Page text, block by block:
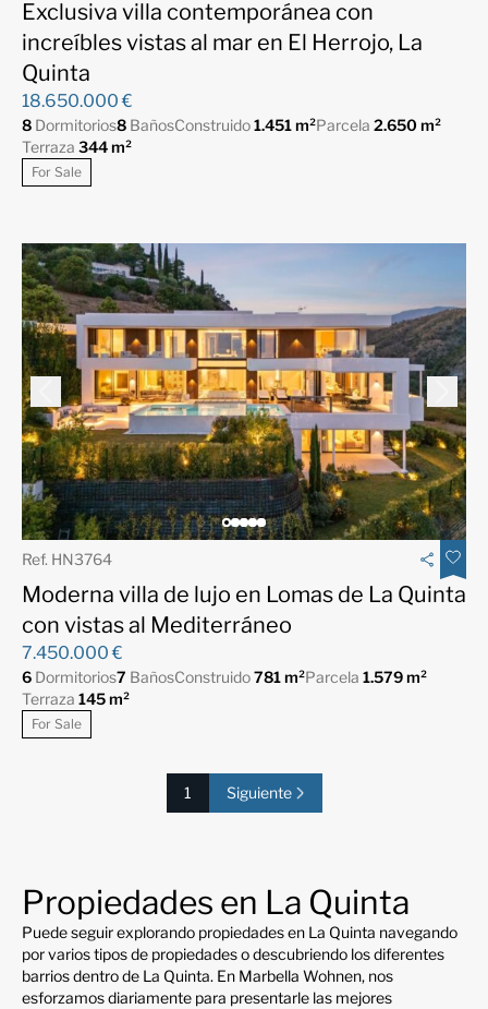
Exclusiva villa contemporánea con
increíbles vistas al mar en El Herrojo, La
Quinta
18.650.000 €
8 Dormitorios8 BañosConstruido1.451 m²Parcela 2.650 m²
Terraza 344 m²
For Sale
Ref. HN3764
Moderna villa de lujo en Lomas de La Quinta
con vistas al Mediterráneo
7.450.000 €
6 Dormitorios7 BañosConstruido781 m²Parcela 1.579 m²
Terraza 145 m²
For Sale
1 Siguiente
Propiedades en La Quinta
Puede seguir explorando propiedades en La Quinta navegando
por varios tipos de propiedades o descubriendo los diferentes
barrios dentro de La Quinta. En Marbella Wohnen, nos
esforzamos diariamente para presentarle las mejores